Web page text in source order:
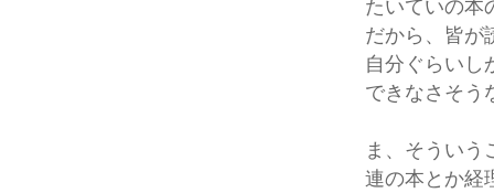
たいていの本
だから、皆が
自分ぐらいし
できなさそう
ま、そういう
連の本とか経